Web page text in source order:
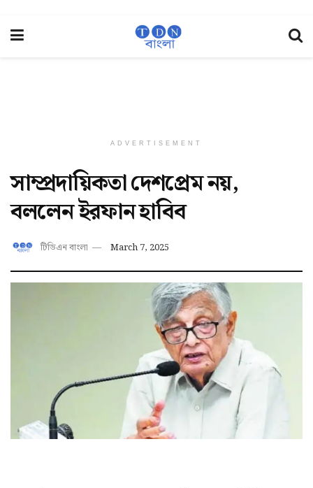
ADVERTISEMENT
সাম্প্রদায়িকতা দেশপ্রেম নয়,
বললেন ইরফান হাবিব
টিডিএন বাংলা March 7, 2025